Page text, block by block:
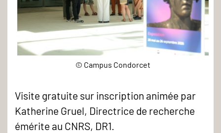
© Campus Condorcet
Visite gratuite sur inscription animée par
Katherine Gruel, Directrice de recherche
émérite au CNRS, DR1.